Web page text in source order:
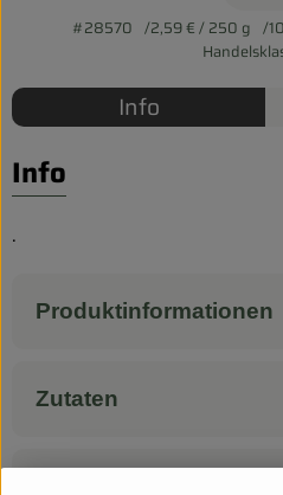
Pferdepension &
Firmenkunden
#28570 2,59 €/ 250 g
Info
Info
.
Produktinformationen
Zutaten